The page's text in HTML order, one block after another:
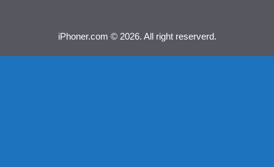
iPhoner.com © 2026. All right reserverd.